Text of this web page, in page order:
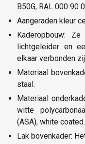
B50G, RAL 000 90
Aangeraden kleur
Kaderopbouw:
lichtgeleider en
elkaar verbonden
Materiaal
staal.
Materiaal
witte
(ASA), white coated.
Lak bovenkader: